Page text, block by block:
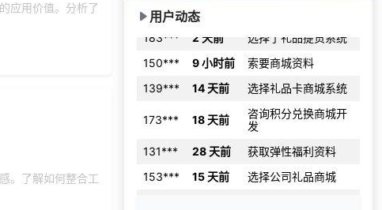
应用价值。分析了
。了解如何整合工
用户动态
183***
2 天前
150***
9 小时前
索要商城资料
139***
14 天前 选择礼品卡商城系统
173*** 18 天前
咨询积分兑换商城开
131***
28 天前
获取弹性福利资料
153***
15 天前
选择公司礼品商城
199***
14 天前
选择礼品卡商城系统